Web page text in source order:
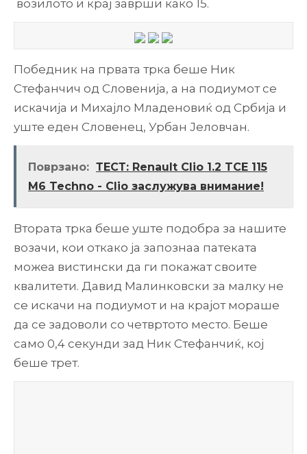
возилото и крај заврши како 15.
Победник на првата трка беше Ник
Стефанчич од Словенија, а на подиумот се
искачија и Михајло Младеновиќ од Србија и
уште еден Словенец, Урбан Јеловчан.
Поврзано: ТЕСТ: Renault Clio 1.2 TCE 115
M6 Techno - Clio заслужува внимание!
Втората трка беше уште подобра за нашите
возачи, кои откако ја запознаа патеката
можеа вистински да ги покажат своите
квалитети. Давид Малинковски за малку не
се искачи на подиумот и на крајот мораше
да се задоволи со четвртото место. Беше
само 0,4 секунди зад Ник Стефанчиќ, кој
беше трет.